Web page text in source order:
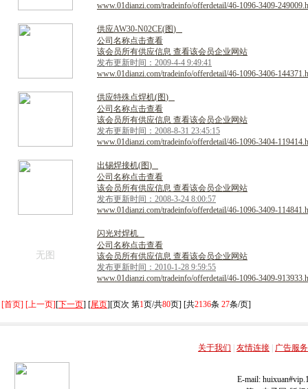
www.01dianzi.com/tradeinfo/offerdetail/46-1096-3409-
供应AW30-N02CE(图)
公司名称点击查看
该会员所有供应信息 查看该会员企业网站
发布更新时间：2009-4-4 9:49:41
www.01dianzi.com/tradeinfo/offerdetail/46-1096-3406-
供应特殊点焊机(图)
公司名称点击查看
该会员所有供应信息 查看该会员企业网站
发布更新时间：2008-8-31 23:45:15
www.01dianzi.com/tradeinfo/offerdetail/46-1096-3404-
出锡焊接机(图)
公司名称点击查看
该会员所有供应信息 查看该会员企业网站
发布更新时间：2008-3-24 8:00:57
www.01dianzi.com/tradeinfo/offerdetail/46-1096-3409-
无图
闪光对焊机
公司名称点击查看
该会员所有供应信息 查看该会员企业网站
发布更新时间：2010-1-28 9:59:55
www.01dianzi.com/tradeinfo/offerdetail/46-1096-3409-
[首页] [上一页][下一页] [尾页][页次 第1页/共80页] [共2136条 27条/页]
关于我们 友情连接 广告服务
E-mail: